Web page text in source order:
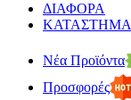
ΔΙΑΦΟΡΑ
ΚΑΤΑΣΤΗΜΑ
Νέα Προϊόντα
Προσφορές